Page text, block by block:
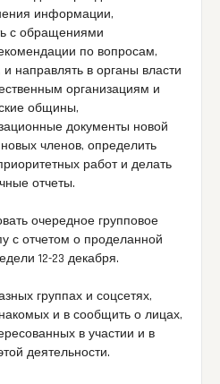
информации,
с обращениями
по вопросам,
направлять в органы власти
организациям и
общины,
документы новой
членов, определить
работ и делать
отчеты.
очередное групповое
с отчетом о проделанной
12-23 декабря.
группах и соцсетях,
и в сообщить о лицах,
в участии и в
деятельности.